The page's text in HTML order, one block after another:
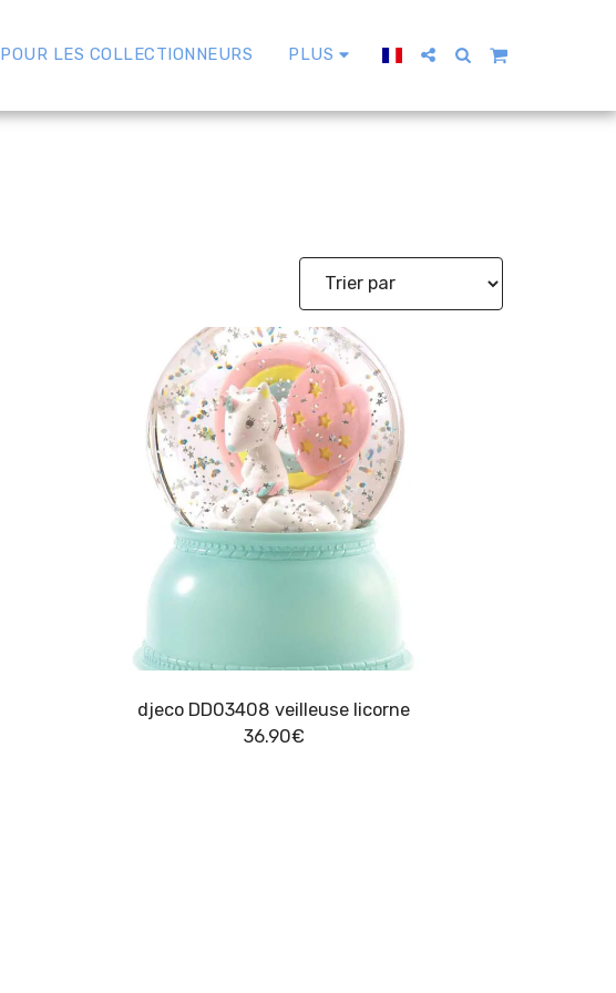
POUR LES COLLECTIONNEURS PLUS
djeco DD03408 veilleuse licorne
36.90€